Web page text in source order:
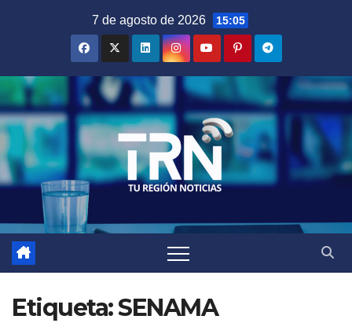
7 de agosto de 2026 15:05
Etiqueta:SENAMA